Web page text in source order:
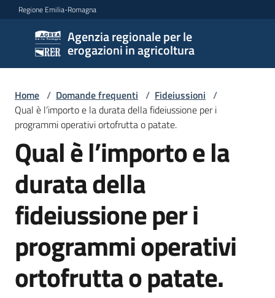
Vai al contenuto
Vai alla navigazione
Vai al footer
Regione Emilia-Romagna
Agenzia regionale per le
erogazioni in agricoltura
Agenzia
regionale
per le
erogazioni
in
agricoltura
L'Agenzia
Novità
Settori
di
intervento
Home / Domande frequenti / Fideiussioni /
Qual è l’importo e la durata della fideiussione per i
programmi operativi ortofrutta o patate.
Salta al contenuto
Qual è l’importo e la
durata della
fideiussione per i
programmi operativi
ortofrutta o patate.